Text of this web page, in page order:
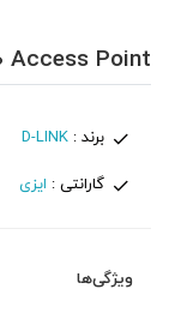
Access Point
برند :D-LINK
گارانتی : ایزی
ویژگی‌ها